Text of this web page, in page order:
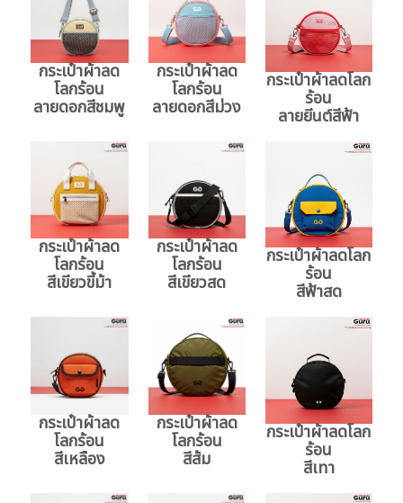
กระเป๋าผ้าลด
โลกร้อน
ลายดอกสีชมพู
กระเป๋าผ้าลด
โลกร้อน
ลายดอกสีม่วง
กระเป๋าผ้าลดโลก
ร้อน
ลายยีนต์สีฟ้า
กระเป๋าผ้าลด
โลกร้อน
สีเขียวขี้ม้า
กระเป๋าผ้าลด
โลกร้อน
สีเขียวสด
กระเป๋าผ้าลดโลก
ร้อน
สีฟ้าสด
กระเป๋าผ้าลด
โลกร้อน
สีเหลือง
กระเป๋าผ้าลด
โลกร้อน
สีส้ม
กระเป๋าผ้าลดโลก
ร้อน
สีเทา